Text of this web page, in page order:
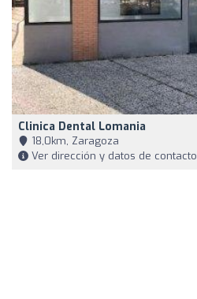
Clinica Dental Lomania
18,0km, Zaragoza
Ver dirección y datos de contacto